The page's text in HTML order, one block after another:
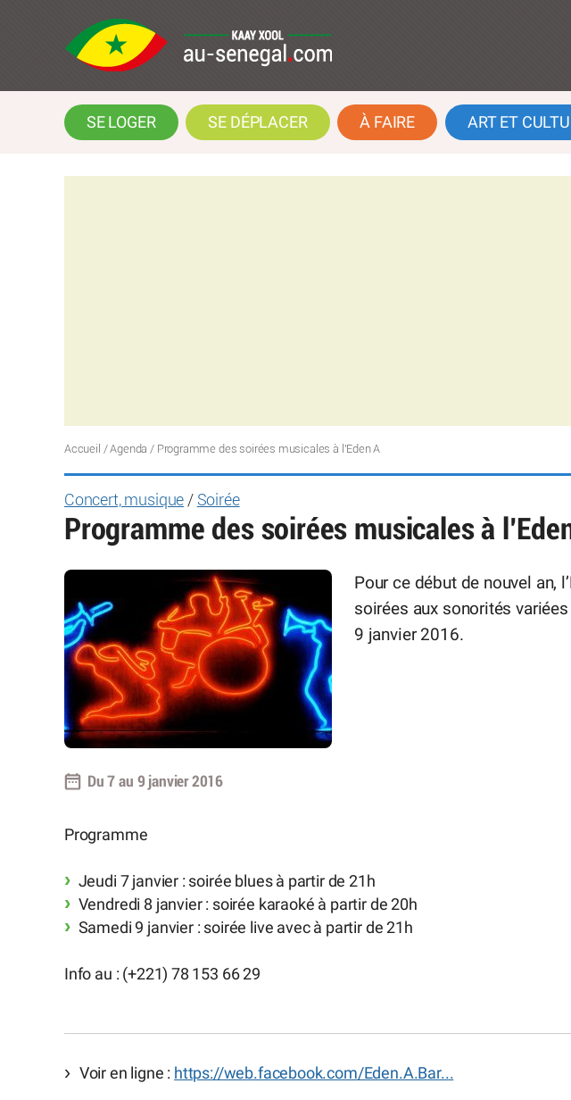
SE LOGER SE DÉPLACER À FAIRE ART ET
Accueil /Agenda / Programme des soirées musicales à l’Eden A
Concert, musique / Soirée
Programme des soirées musicales à
Pour ce début de nouvel an,
soirées aux sonorités
9 janvier 2016.
Du 7 au 9 janvier 2016
Programme
Jeudi 7 janvier : soirée blues à partir de 21h
Vendredi 8 janvier : soirée karaoké à partir de 20h
Samedi 9 janvier : soirée live avec à partir de 21h
Info au : (+221) 78 153 66 29
Voir en ligne : https://web.facebook.com/Eden.A.Bar...